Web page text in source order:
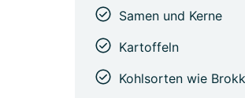
Samen und Kerne
Kartoffeln
Kohlsorten wie